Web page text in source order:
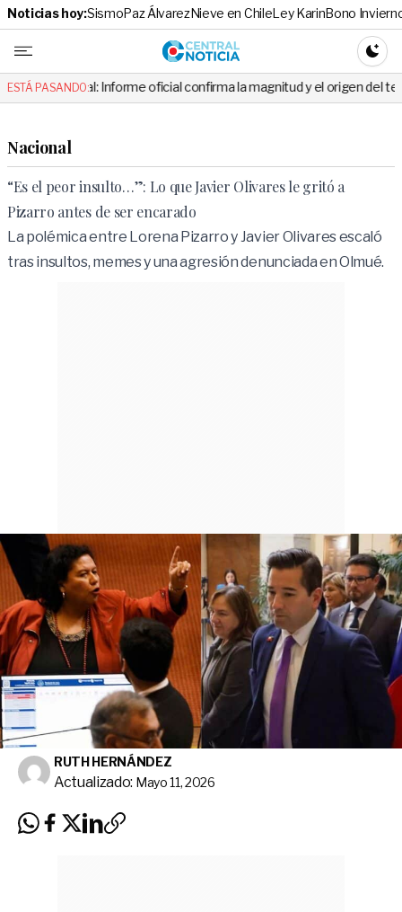
Noticias hoy:SismoPaz ÁlvarezNieve en ChileLey KarinBono
Central
ESTÁ PASANDO:
Informe oficial confirma la magnitud y el origen del temblor
Nacional
“Es el peor insulto…”: Lo que Javier Olivares le gritó a
Pizarro antes de ser encarado
La polémica entre Lorena Pizarro y Javier Olivares escaló
tras insultos, memes y una agresión denunciada en Olmué.
RUTH HERNÁNDEZ
Actualizado: Mayo 11, 2026